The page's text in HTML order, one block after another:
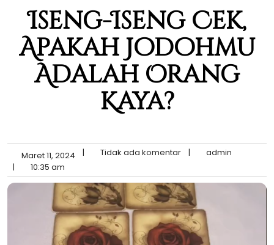
Iseng-Iseng Cek,
Apakah Jodohmu
Adalah Orang
Kaya?
Maret 11, 2024 | Tidak ada komentar |
admin
|
10:35 am